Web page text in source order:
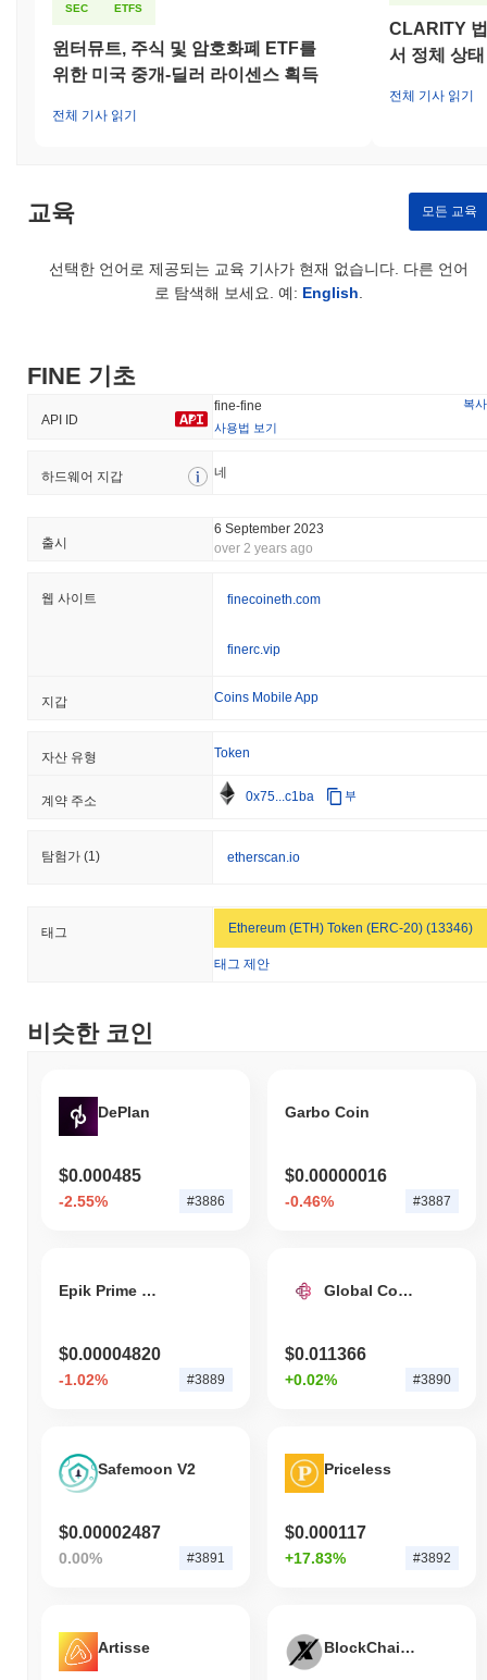
FINE/WETH 거래 쌍은 24시간 거래량이
니다. 다른 거래소로는 Uniswap V3 (Ethereum)와 Uniswap V4
(Ethereum)가 있습니다.
FINE의 가격 범위 기록은 무엇인가요?
역대 최저가(ATL):$0.00
FINE의 현재 시가총액은 얼마인가요?
$173,167.00
위에 랭크되어 있습니다입니다. 이 수치는 394 110 000 000 000개
FINE는 더 넓은 암호화폐 시장과 비교하여 어떤 성과
지난 7일 동안 FINE는 상승하여
SEC ETFS
윈터뮤트, 주식 및 암호화폐 ETF를
위한 미국 중개-딜러 라이센스 획득
전체 기사 읽기
CLARITY
서 정체 상태
전체 기사 읽기
교육 모든 교육
선택한 언어로 제공되는 교육 기사가 현재 없습니다. 다른 언어
로 탐색해 보세요. 예: English
FINE 기초
API ID
fine-fine
복사
사용법 보기
하드웨어 지갑 네
출시
6 September 2023
over 2 years ago
웹 사이트 finecoineth.com
finerc.vip
지갑 Coins Mobile App
자산 유형 Token
계약 주소 0x75...c1ba 부
탐험가 (1) etherscan.io
태그 Ethereum (ETH) Token (ERC-20) (13346)
태그 제안
비슷한 코인
DePlan
$0.000485
-2.55% #3886
Garbo Coin
$0.00000016
-0.46% #3887
Epik Prime [via ChainPort.io]
$0.00004820
-1.02% #3889
Global Commercial Business
$0.011366
+0.02% #3890
Safemoon V2
$0.00002487
0.00% #3891
Priceless
$0.000117
+17.83% #3892
Artisse BlockChainCoinX